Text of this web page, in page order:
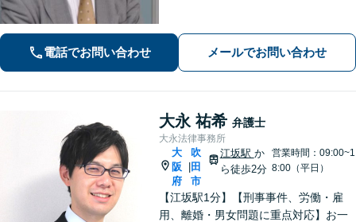
料（一部除く）】【夜間・休日の相談
電話でお問い合わせ メールでお問い合わせ
大永 祐希 弁護士
大永法律事務所
大
阪
府
吹
田
市
江坂駅 か
ら徒歩2分
営業時間：09:00~1
8:00（平日）
【江坂駅1分】【刑事事件、労働・雇
用、離婚・男女問題に重点対応】お一